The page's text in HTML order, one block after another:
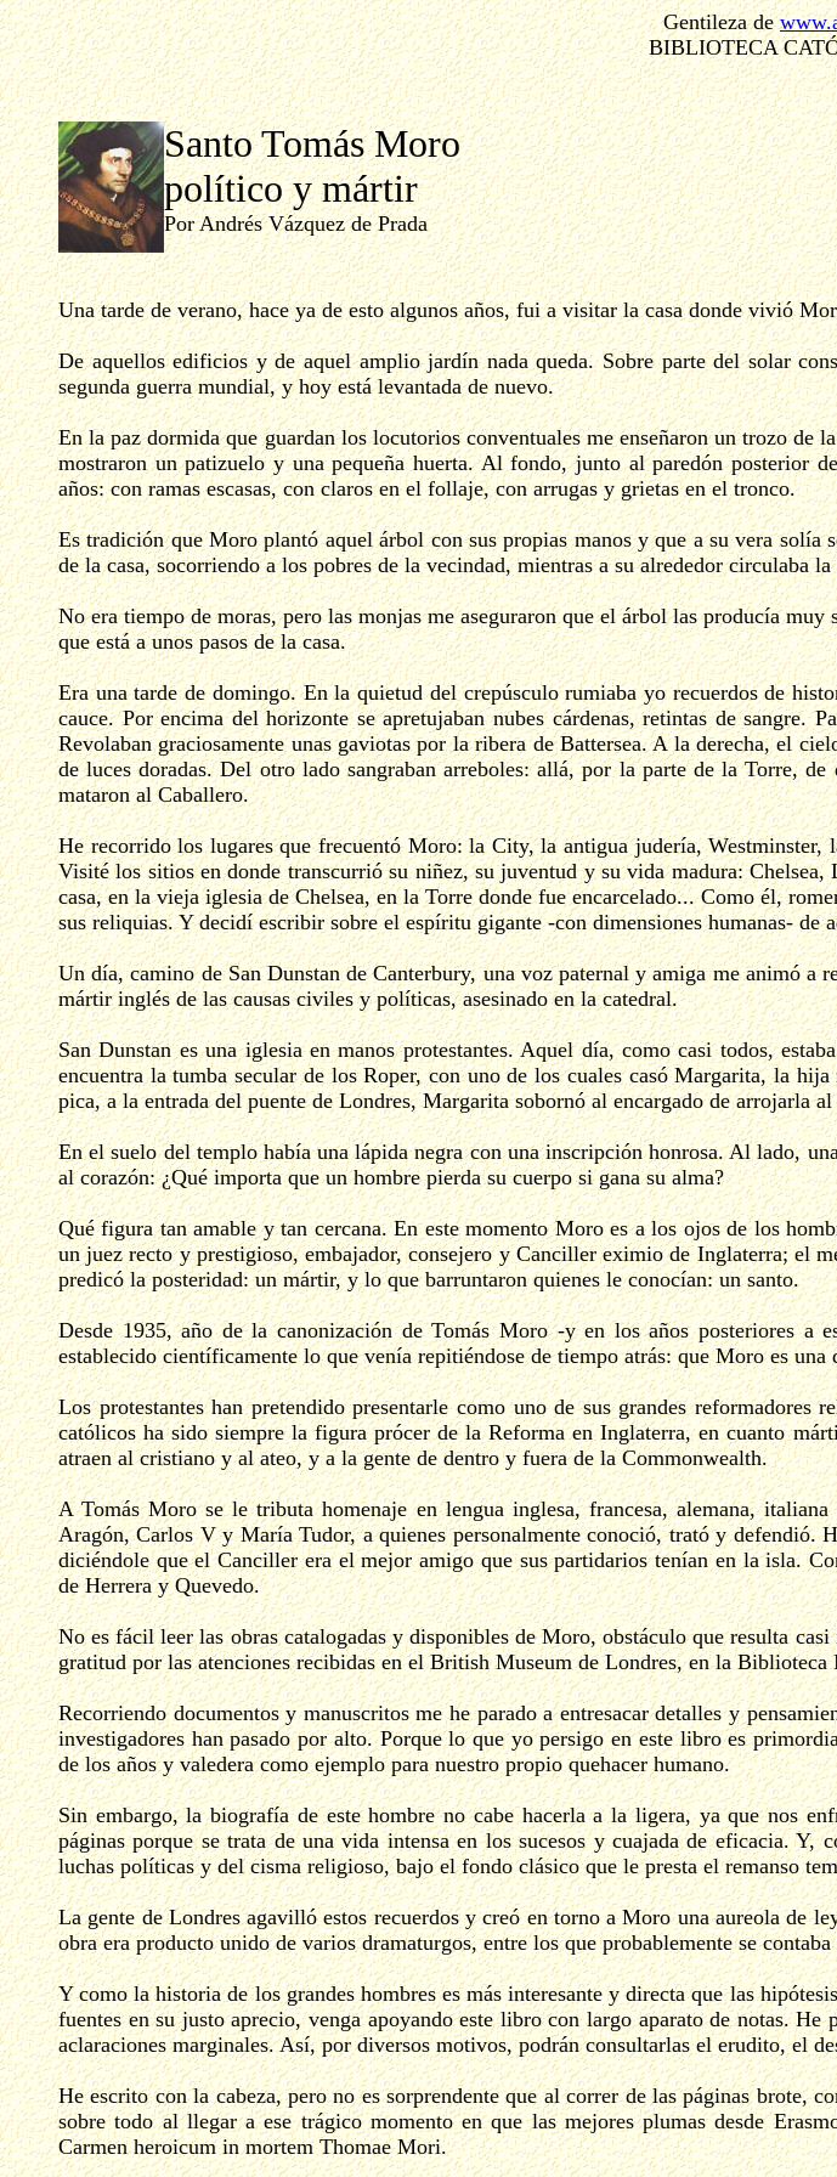
Gentileza de
BIBLIOTECA
Santo Tomás Moro
político y mártir
Por Andrés Vázquez de Prada
Una tarde de verano, hace ya de esto algunos años, fui a visitar la casa donde vivió
De aquellos edificios y de aquel amplio jardín nada queda. Sobre parte del solar
segunda guerra mundial, y hoy está levantada de nuevo.
En la paz dormida que guardan los locutorios conventuales me enseñaron un trozo
mostraron un patizuelo y una pequeña huerta. Al fondo, junto al paredón posterior
años: con ramas escasas, con claros en el follaje, con arrugas y grietas en el tronco.
Es tradición que Moro plantó aquel árbol con sus propias manos y que a su vera
de la casa, socorriendo a los pobres de la vecindad, mientras a su alrededor circulaba
No era tiempo de moras, pero las monjas me aseguraron que el árbol las producía
que está a unos pasos de la casa.
Era una tarde de domingo. En la quietud del crepúsculo rumiaba yo recuerdos de
cauce. Por encima del horizonte se apretujaban nubes cárdenas, retintas de
Revolaban graciosamente unas gaviotas por la ribera de Battersea. A la derecha, el
de luces doradas. Del otro lado sangraban arreboles: allá, por la parte de la Torre,
mataron al Caballero.
He recorrido los lugares que frecuentó Moro: la City, la antigua judería,
Visité los sitios en donde transcurrió su niñez, su juventud y su vida madura:
casa, en la vieja iglesia de Chelsea, en la Torre donde fue encarcelado... Como él,
sus reliquias. Y decidí escribir sobre el espíritu gigante -con dimensiones humanas- de
Un día, camino de San Dunstan de Canterbury, una voz paternal y amiga me animó
mártir inglés de las causas civiles y políticas, asesinado en la catedral.
San Dunstan es una iglesia en manos protestantes. Aquel día, como casi todos,
encuentra la tumba secular de los Roper, con uno de los cuales casó Margarita, la
pica, a la entrada del puente de Londres, Margarita sobornó al encargado de arrojarla
En el suelo del templo había una lápida negra con una inscripción honrosa. Al lado,
al corazón: ¿Qué importa que un hombre pierda su cuerpo si gana su alma?
Qué figura tan amable y tan cercana. En este momento Moro es a los ojos de los
un juez recto y prestigioso, embajador, consejero y Canciller eximio de Inglaterra; el
predicó la posteridad: un mártir, y lo que barruntaron quienes le conocían: un santo.
Desde 1935, año de la canonización de Tomás Moro -y en los años posteriores
establecido científicamente lo que venía repitiéndose de tiempo atrás: que Moro es
Los protestantes han pretendido presentarle como uno de sus grandes
católicos ha sido siempre la figura prócer de la Reforma en Inglaterra, en cuanto
atraen al cristiano y al ateo, y a la gente de dentro y fuera de la Commonwealth.
A Tomás Moro se le tributa homenaje en lengua inglesa, francesa, alemana,
Aragón, Carlos V y María Tudor, a quienes personalmente conoció, trató y defendió.
diciéndole que el Canciller era el mejor amigo que sus partidarios tenían en la isla.
de Herrera y Quevedo.
No es fácil leer las obras catalogadas y disponibles de Moro, obstáculo que resulta
gratitud por las atenciones recibidas en el British Museum de Londres, en la
Recorriendo documentos y manuscritos me he parado a entresacar detalles y
investigadores han pasado por alto. Porque lo que yo persigo en este libro es
de los años y valedera como ejemplo para nuestro propio quehacer humano.
Sin embargo, la biografía de este hombre no cabe hacerla a la ligera, ya que nos
páginas porque se trata de una vida intensa en los sucesos y cuajada de eficacia.
luchas políticas y del cisma religioso, bajo el fondo clásico que le presta el remanso
La gente de Londres agavilló estos recuerdos y creó en torno a Moro una aureola de
obra era producto unido de varios dramaturgos, entre los que probablemente se
Y como la historia de los grandes hombres es más interesante y directa que las
fuentes en su justo aprecio, venga apoyando este libro con largo aparato de notas.
aclaraciones marginales. Así, por diversos motivos, podrán consultarlas el erudito, el
He escrito con la cabeza, pero no es sorprendente que al correr de las páginas
sobre todo al llegar a ese trágico momento en que las mejores plumas desde
Carmen heroicum in mortem Thomae Mori.